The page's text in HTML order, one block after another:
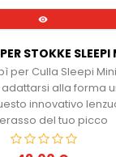

STOKKE
per Culla Sleepi
alla forma
innovativo
del tuo picco